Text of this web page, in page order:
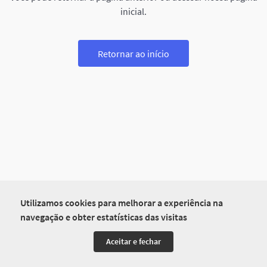
Utilizamos cookies para melhorar a experiência na
navegação e obter estatísticas das visitas
Aceitar e fechar
inicial.
Retornar ao início